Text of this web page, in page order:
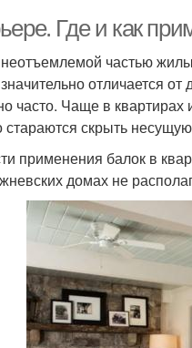
Где и как
частью
отличается
часто. Чаще в
стараются скрыть
применения балок в
домах не